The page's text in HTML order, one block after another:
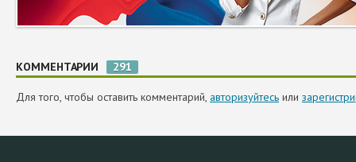
КОММЕНТАРИИ 291
Для того, чтобы оставить комментарий, авторизуйтесь или